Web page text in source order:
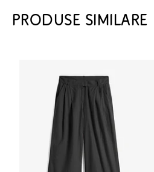
PRODUSE SIMILARE